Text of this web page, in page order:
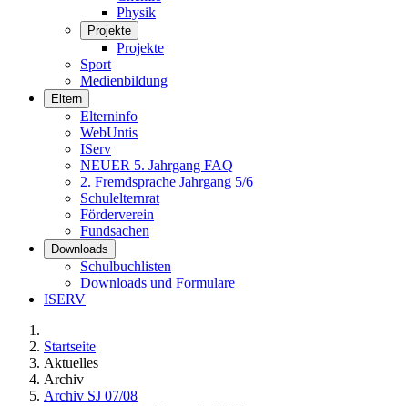
Physik
Projekte
Projekte
Sport
Medienbildung
Eltern
Elterninfo
WebUntis
IServ
NEUER 5. Jahrgang FAQ
2. Fremdsprache Jahrgang 5/6
Schulelternrat
Förderverein
Fundsachen
Downloads
Schulbuchlisten
Downloads und Formulare
ISERV
Startseite
Aktuelles
Archiv
Archiv SJ 07/08